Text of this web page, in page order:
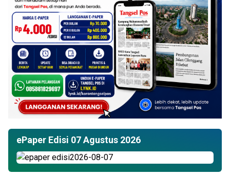
ePaper Edisi 07 Agustus 2026